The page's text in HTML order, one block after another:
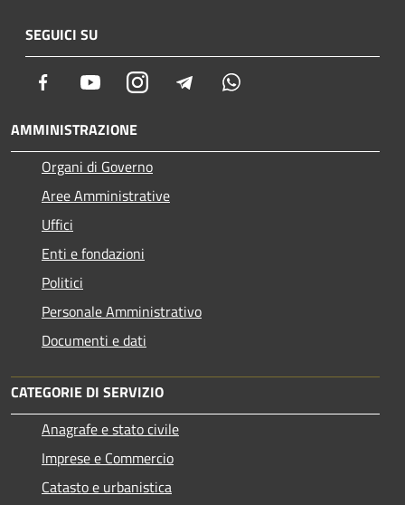
SEGUICI SU
Facebook YoutubeInstagram Telegram
AMMINISTRAZIONE
Organi di Governo
Aree Amministrative
Uffici
Enti e fondazioni
Politici
Personale Amministrativo
Documenti e dati
CATEGORIE DI SERVIZIO
Anagrafe e stato civile
Imprese e Commercio
Catasto e urbanistica